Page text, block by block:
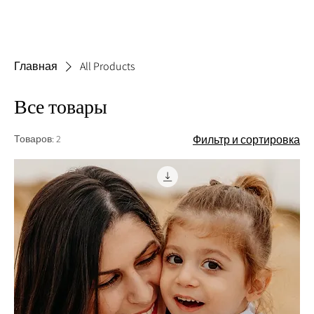
Главная All Products
Все товары
Товаров: 2 Фильтр и сортировка